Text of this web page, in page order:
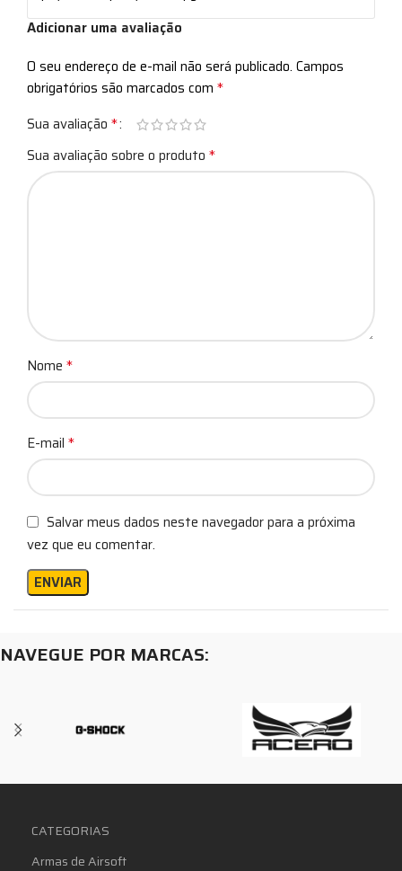
Adicionar uma avaliação
O seu endereço de e-mail não será publicado. Campos
obrigatórios são marcados com *
Sua avaliação *
Sua avaliação sobre o produto *
Nome *
E-mail *
Salvar meus dados neste navegador para a próxima
vez que eu comentar.
NAVEGUE POR MARCAS:
CATEGORIAS
Armas de Airsoft